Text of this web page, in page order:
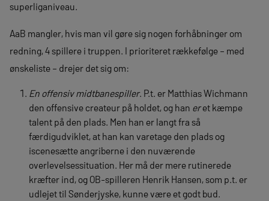
superliganiveau.
AaB mangler, hvis man vil gøre sig nogen forhåbninger om
redning, 4 spillere i truppen. I prioriteret rækkefølge – med
ønskeliste – drejer det sig om:
En offensiv midtbanespiller. P.t. er Matthias Wichmann
den offensive createur på holdet, og han eret kæmpe
talent på den plads. Men han er langt fra så
færdigudviklet, at han kan varetage den plads og
iscenesætte angriberne i den nuværende
overlevelsessituation. Her må der mere rutinerede
kræfter ind, og OB-spilleren Henrik Hansen, som p.t. er
udlejet til Sønderjyske, kunne være et godt bud.